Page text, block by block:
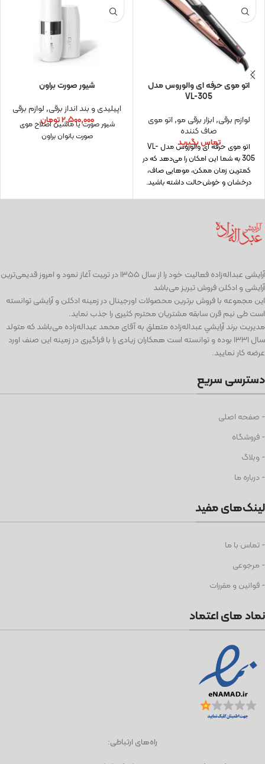
اتو موی حرفه ای والوروس مدل
VL-305
لوازم برقی,ابزار برقی مو,اتو موی
صاف کننده
تماس بگیرید
اتو موی حرفه ای والوروس مدل VL-
305 به شما این امکان را می‌دهد که در
کمترین زمان ممکن، موهایی صاف،
درخشان و خوش‌حالت داشته باشید.
شیور صورت براون
اپیلیدی و بند انداز برقی, لوازم برقی
۲,۵۰۰,۰۰۰تومان
شیور صورت یا ماشین اصلاح موی
صورت بانوان براون
آرايشی عبداله‌زاده فعاليت خود را از سال ۱۳۵۵ در تربیت آغاز نمود و امروز قدیمی‌ترین
آرایشی و ادكلن فروش تبریز می‌باشد
این مجموعه با فروش برترین محصولات اورجینال در زمینه ادكلن و آرایشی توانسته
است طی نيم قرن سابقه مشتریان محترم كثیری را جذب نمايد.
مديريت برند آرايشي عبداله‌زاده متعلق به آقای محمد عبداله‌زاده می‌باشد كه متولد
سال ١٣٣١ بوده و توانسته است همكاران زيادی را با فراگيری در زمينه اين صنف اورد
عرضه كار نماييد.
دسترسی سریع
- صفحه اصلی
- فروشگاه
- وبلاگ
- درباره ما
لینک‌های مفید
- تماس با ما
- مرجوعی
- قوانین و مقررات
نماد های اعتماد
راه‌های ارتباطی: